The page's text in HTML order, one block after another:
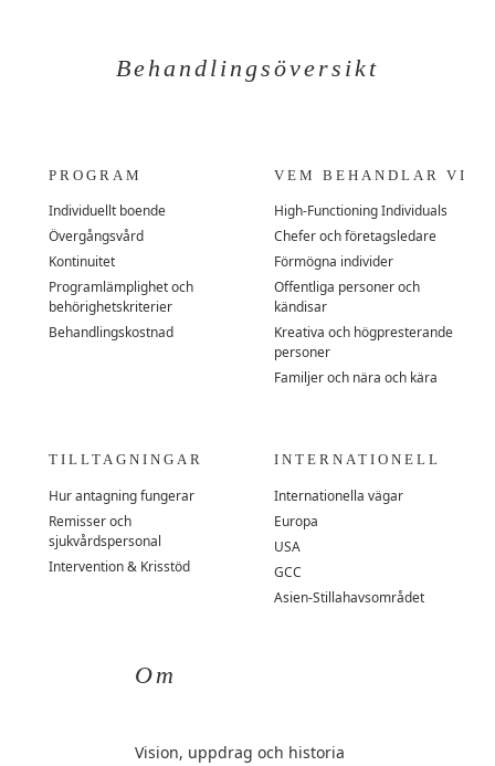
Behandlingsöversikt
PROGRAM
Individuellt boende
Övergångsvård
Kontinuitet
Programlämplighet och
behörighetskriterier
Behandlingskostnad
VEM BEHANDLAR VI
High-Functioning Individuals
Chefer och företagsledare
Förmögna individer
Offentliga personer och
kändisar
Kreativa och högpresterande
personer
Familjer och nära och kära
TILLTAGNINGAR
Hur antagning fungerar
Remisser och
sjukvårdspersonal
Intervention & Krisstöd
INTERNATIONELL
Internationella vägar
Europa
USA
GCC
Asien-Stillahavsområdet
Om
Vision, uppdrag och historia